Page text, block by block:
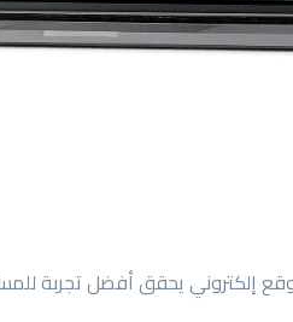
إلكتروني يحقق أفضل تجربة